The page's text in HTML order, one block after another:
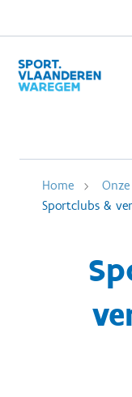
Home
Sportclubs &